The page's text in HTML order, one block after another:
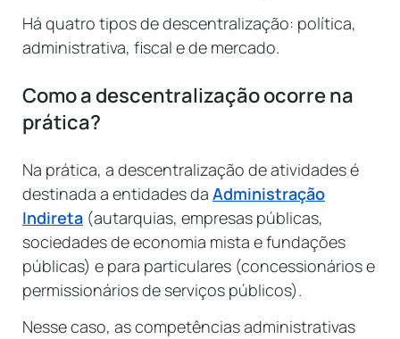
Há quatro tipos de descentralização: política,
administrativa, fiscal e de mercado.
Como a descentralização ocorre na
prática?
Na prática, a descentralização de atividades é
destinada a entidades da Administração
Indireta (autarquias, empresas públicas,
sociedades de economia mista e fundações
públicas) e para particulares (concessionários e
permissionários de serviços públicos).
Nesse caso, as competências administrativas